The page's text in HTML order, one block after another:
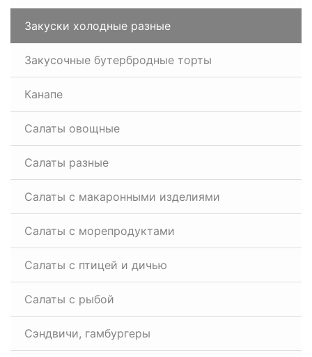
Закуски холодные разные
Закусочные бутербродные торты
Канапе
Салаты овощные
Салаты разные
Салаты с макаронными изделиями
Салаты с морепродуктами
Салаты с птицей и дичью
Салаты с рыбой
Сэндвичи, гамбургеры